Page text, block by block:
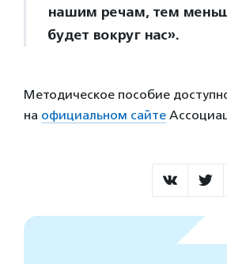
нашим речам, тем
будет вокруг нас».
Методическое пособие
на официальном сайте